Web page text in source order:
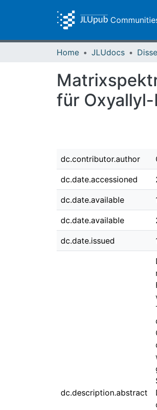
Home JLUdocs
für
dc.contributor.author
dc.date.accessioned
dc.date.available
dc.date.available
dc.date.issued
dc.description.abstract